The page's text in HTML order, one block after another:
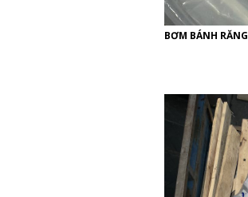
BƠM BÁNH RĂNG